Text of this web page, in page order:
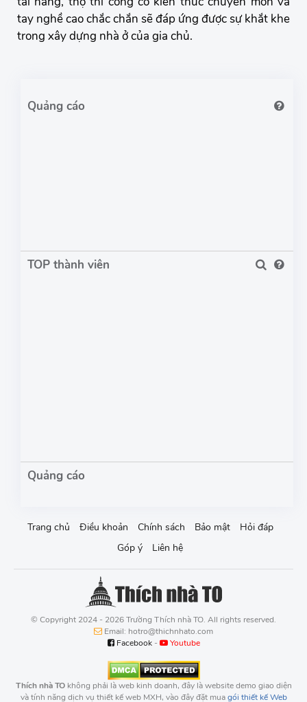
tay nghề cao chắc chắn sẽ đáp ứng được sự khắt khe
trong xây dựng nhà ở của gia chủ.
TOP thành viên
Trang chủ Điều khoản Chính sách Bảo mật
Hỏi đáp
Góp ý
Liên hệ
© Copyright 2024 - 2026 Trường Thích nhà TO. All rights reserved.
Email: hotro@thichnhato.com
Facebook- Youtube
Thích nhà TOkhông phải là web kinh doanh, đây là website demo giao diện
và tính năng dịch vụ thiết kế web MXH, vào đây đặt muagói thiết kế Web